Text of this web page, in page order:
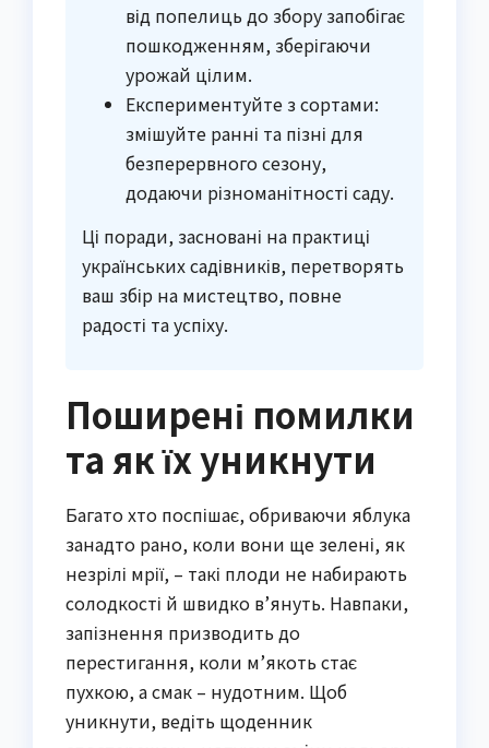
від попелиць до збору запобігає
пошкодженням, зберігаючи
урожай цілим.
Експериментуйте з сортами:
змішуйте ранні та пізні для
безперервного сезону,
додаючи різноманітності саду.
Ці поради, засновані на практиці
українських садівників, перетворять
ваш збір на мистецтво, повне
радості та успіху.
Поширені помилки
та як їх уникнути
Багато хто поспішає, обриваючи яблука
занадто рано, коли вони ще зелені, як
незрілі мрії, – такі плоди не набирають
солодкості й швидко в’януть. Навпаки,
запізнення призводить до
перестигання, коли м’якоть стає
пухкою, а смак – нудотним. Щоб
уникнути, ведіть щоденник